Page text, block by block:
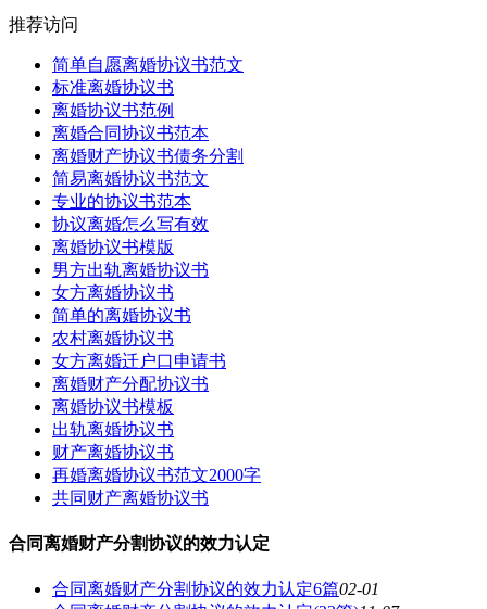
推荐访问
简单自愿离婚协议书范文
标准离婚协议书
离婚协议书范例
离婚合同协议书范本
离婚财产协议书债务分割
简易离婚协议书范文
专业的协议书范本
协议离婚怎么写有效
离婚协议书模版
男方出轨离婚协议书
女方离婚协议书
简单的离婚协议书
农村离婚协议书
女方离婚迁户口申请书
离婚财产分配协议书
离婚协议书模板
出轨离婚协议书
财产离婚协议书
再婚离婚协议书范文2000字
共同财产离婚协议书
合同离婚财产分割协议的效力认定
合同离婚财产分割协议的效力认定6篇02-01